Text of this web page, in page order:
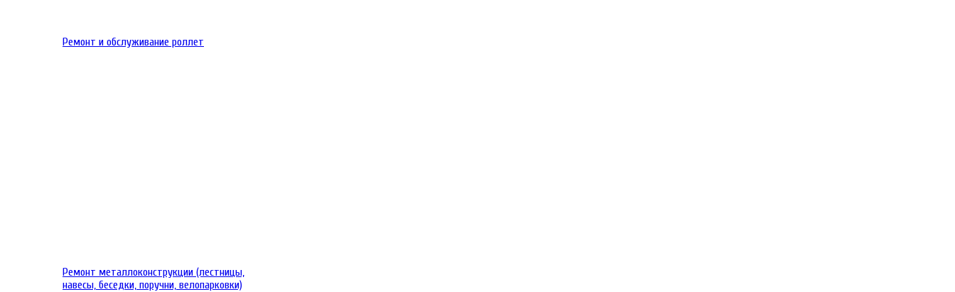
Ремонт и обслуживание роллет
Ремонт металлоконструкции (лестницы,
навесы, беседки, поручни, велопарковки)